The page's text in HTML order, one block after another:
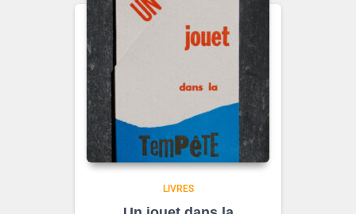
LIVRES